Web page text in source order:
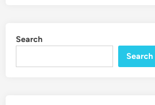
4
7
Search
Search